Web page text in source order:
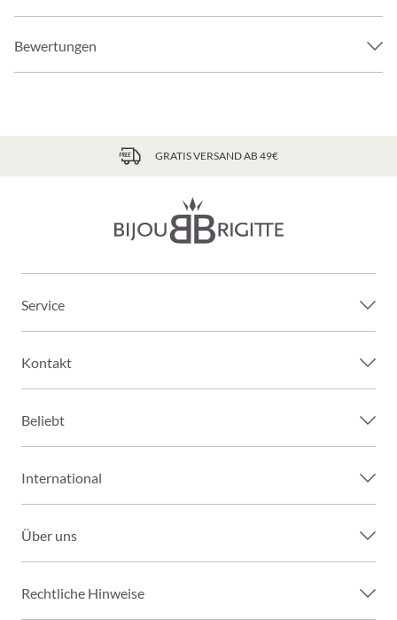
Bewertungen
GRATIS VERSAND AB 49€
Service
Kontakt
Beliebt
International
Über uns
Rechtliche Hinweise